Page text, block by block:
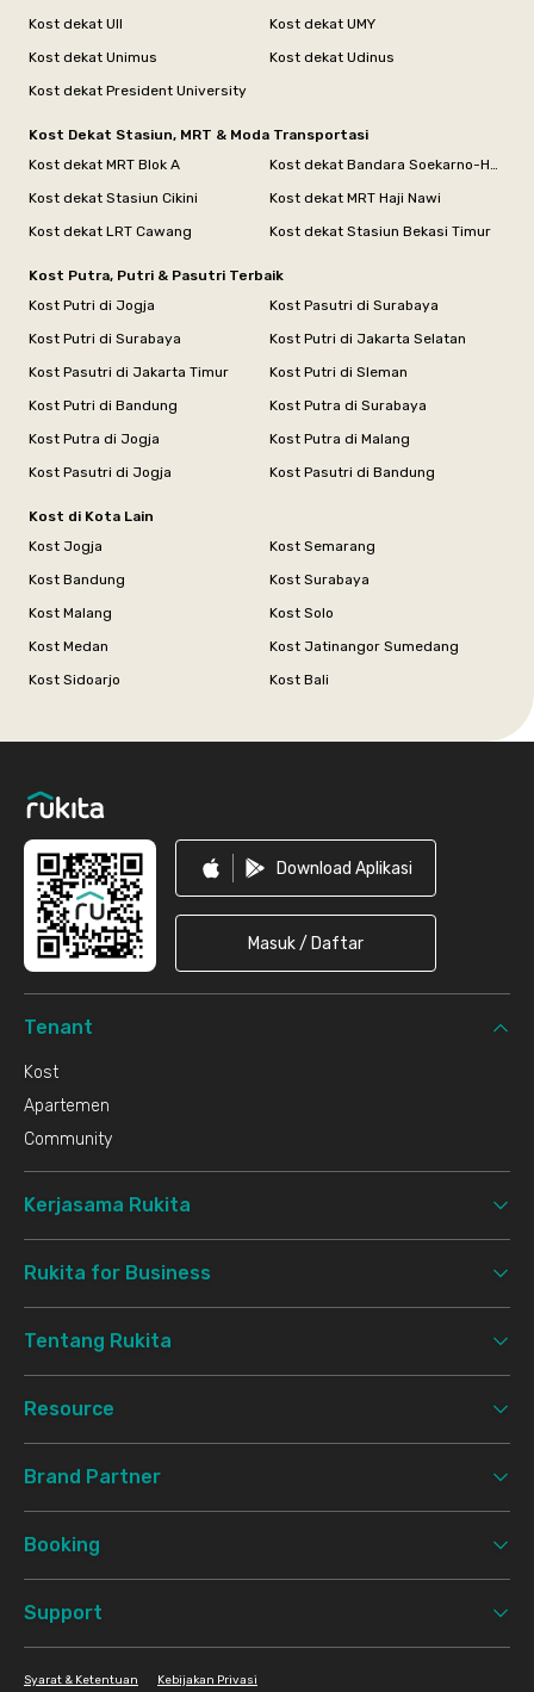
Kost dekat UII
Kost dekat UMY
Kost dekat Unimus
Kost dekat Udinus
Kost dekat President University
Kost Dekat Stasiun, MRT & Moda Transportasi
Kost dekat MRT Blok A
Kost dekat Bandara Soekarno-Hatta
Kost dekat Stasiun Cikini
Kost dekat MRT Haji Nawi
Kost dekat LRT Cawang
Kost dekat Stasiun Bekasi Timur
Kost Putra, Putri & Pasutri Terbaik
Kost Putri di Jogja
Kost Pasutri di Surabaya
Kost Putri di Surabaya
Kost Putri di Jakarta Selatan
Kost Pasutri di Jakarta Timur
Kost Putri di Sleman
Kost Putri di Bandung
Kost Putra di Surabaya
Kost Putra di Jogja
Kost Putra di Malang
Kost Pasutri di Jogja
Kost Pasutri di Bandung
Kost di Kota Lain
Kost Jogja
Kost Semarang
Kost Bandung
Kost Surabaya
Kost Malang
Kost Solo
Kost Medan
Kost Jatinangor Sumedang
Kost Sidoarjo
Kost Bali
Download Aplikasi
Masuk / Daftar
Tenant
Kost
Apartemen
Community
Kerjasama Rukita
Rukita for Business
Tentang Rukita
Resource
Brand Partner
Booking
Support
Syarat & Ketentuan Kebijakan Privasi